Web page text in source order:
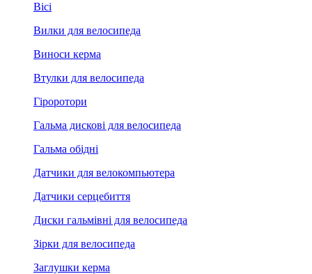
Вісі
Вилки для велосипеда
Виноси керма
Втулки для велосипеда
Гіроротори
Гальма дискові для велосипеда
Гальма обідні
Датчики для велокомпьютера
Датчики серцебиття
Диски гальмівні для велосипеда
Зірки для велосипеда
Заглушки керма